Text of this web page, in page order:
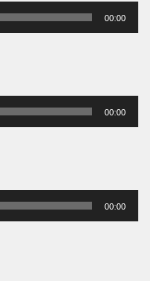
00:00
00:00
00:00